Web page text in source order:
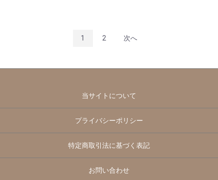
1 2 次へ
当サイトについて
プライバシーポリシー
特定商取引法に基づく表記
お問い合わせ